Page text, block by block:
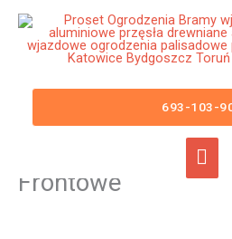
Przejdź
693-103-
Ogrodzenia
Wjazdowe Furtki
Aluminiowe
Panelowe
Frontowe